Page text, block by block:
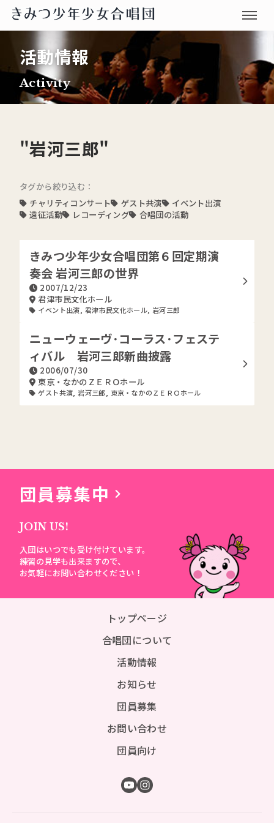
活動情報
Activity
"岩河三郎"
タグから絞り込む：
チャリティコンサート
ゲスト共演
イベント出演
遠征活動
レコーディング 合唱団の活動
きみつ少年少女合唱団第６回定期演
奏会 岩河三郎の世界
2007/12/23
君津市民文化ホール
イベント出演 君津市民文化ホール 岩河三郎
ニューウェーヴ･コーラス･フェステ
ィバル 岩河三郎新曲披露
2006/07/30
東京・なかのＺＥＲＯホール
ゲスト共演 岩河三郎 東京・なかのＺＥＲＯホール
団員募集中
JOIN US!
入団はいつでも受け付けています。
練習の見学も出来ますので、
お気軽にお問い合わせください！
トップページ
合唱団について
活動情報
お知らせ
団員募集
お問い合わせ
団員向け